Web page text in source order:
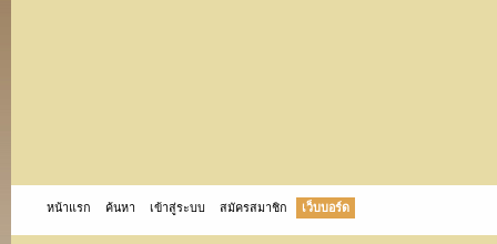
หน้าแรก ค้นหา เข้าสู่ระบบ สมัครสมาชิก เว็บบอร์ด